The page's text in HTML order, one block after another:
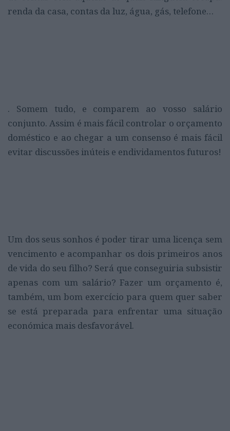
renda da casa, contas da luz, água, gás, telefone…
. Somem tudo, e comparem ao vosso salário
conjunto. Assim é mais fácil controlar o orçamento
doméstico e ao chegar a um consenso é mais fácil
evitar discussões inúteis e endividamentos futuros!
Um dos seus sonhos é poder tirar uma licença sem
vencimento e acompanhar os dois primeiros anos
de vida do seu filho? Será que conseguiria subsistir
apenas com um salário? Fazer um orçamento é,
também, um bom exercício para quem quer saber
se está preparada para enfrentar uma situação
económica mais desfavorável.